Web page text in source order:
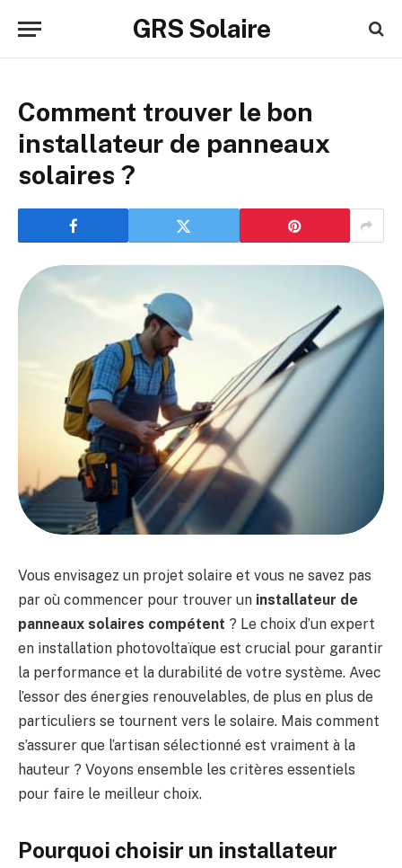
GRS Solaire
Comment trouver le bon
installateur de panneaux
solaires ?
Vous envisagez un projet solaire et vous ne savez pas
par où commencer pour trouver un installateur de
panneaux solaires compétent ? Le choix d’un expert
en installation photovoltaïque est crucial pour garantir
la performance et la durabilité de votre système. Avec
l’essor des énergies renouvelables, de plus en plus de
particuliers se tournent vers le solaire. Mais comment
s’assurer que l’artisan sélectionné est vraiment à la
hauteur ? Voyons ensemble les critères essentiels
pour faire le meilleur choix.
Pourquoi choisir un installateur